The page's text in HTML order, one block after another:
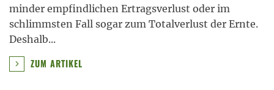
minder empfindlichen Ertragsverlust oder im
schlimmsten Fall sogar zum Totalverlust der Ernte.
Deshalb...
ZUM ARTIKEL